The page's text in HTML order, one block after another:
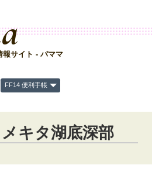
報サイト - パママ
FF14 便利手帳
メキタ湖底深部